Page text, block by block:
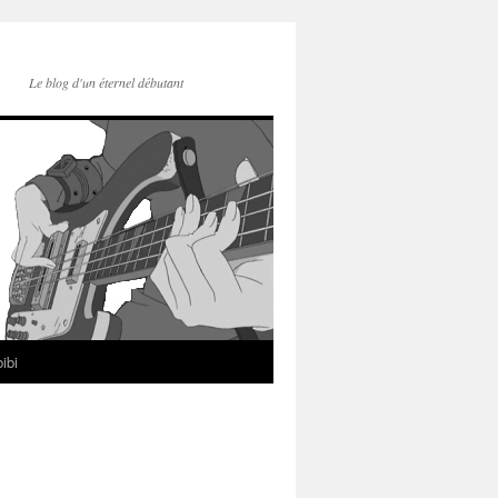
Le blog d'un éternel débutant